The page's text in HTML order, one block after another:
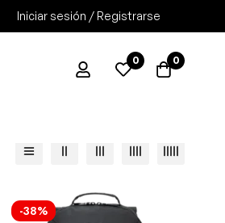
Iniciar sesión / Registrarse
0 0
-38%